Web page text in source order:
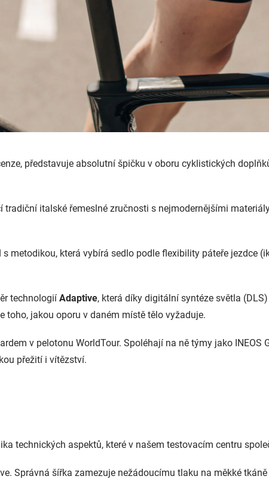
představuje absolutní špičku v oboru cyklistických
tradiční italské řemeslné zručnosti s nejmodernějšími
metodikou, která vybírá sedlo podle flexibility páteře jezdce
technologií Adaptive, která díky digitální syntéze světla
jakou oporu v daném místě tělo vyžaduje.
v pelotonu WorldTour. Spoléhají na ně týmy jako INEOS
přežití i vítězství.
technických aspektů, které v našem testovacím centru
Správná šířka zamezuje nežádoucímu tlaku na měkké